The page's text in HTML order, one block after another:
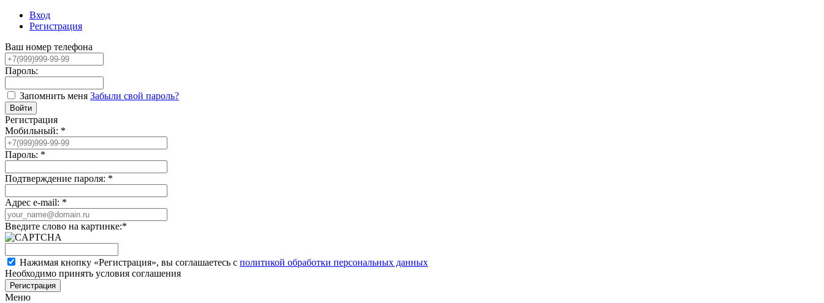
Вход
Регистрация
Ваш номер телефона
Пароль:
Запомнить меня Забыли свой пароль?
Регистрация
Мобильный: *
Пароль: *
Подтверждение пароля: *
Адрес e-mail: *
Введите слово на картинке:*
Нажимая кнопку «Регистрация», вы соглашаетесь с политикой обработки персональных данных
Необходимо принять условия соглашения
Меню